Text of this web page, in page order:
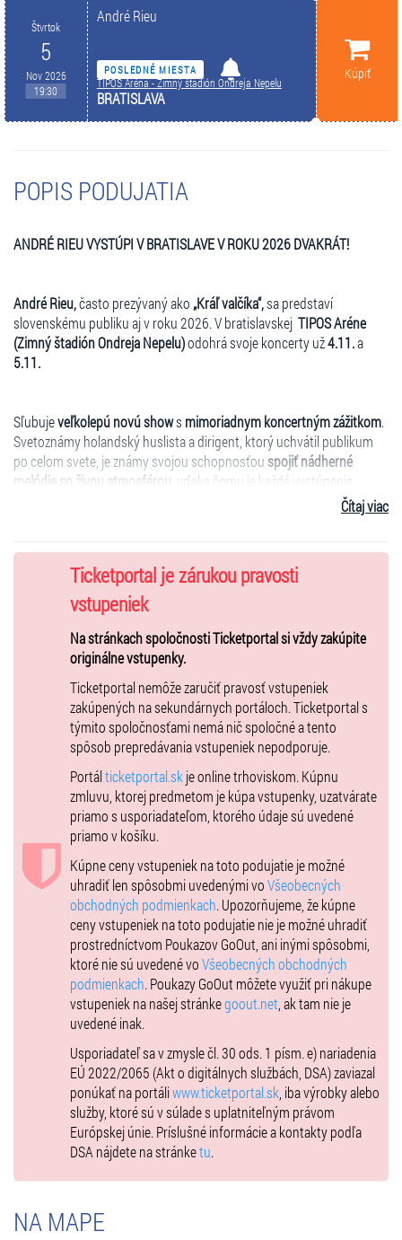
Štvrtok
5
Nov 2026
19:30
André Rieu
POSLEDNÉ MIESTA
TIPOS Aréna - Zimný štadión Ondreja Nepelu
BRATISLAVA
Kúpiť
POPIS PODUJATIA
ANDRÉ RIEU VYSTÚPI V BRATISLAVE V ROKU 2026 DVAKRÁT!
André Rieu,často prezývaný ako „Kráľ valčíka“,sa predstaví
slovenskému publiku aj v roku 2026. V bratislavskej TIPOS Aréne
(Zimný štadión Ondreja Nepelu)odohrá svoje koncertyuž4.11.a
5.11.
Sľubujeveľkolepú novú shows mimoriadnym koncertným zážitkom.
Svetoznámy holandský huslista a dirigent, ktorý uchvátil publikum
po celom svete, je známy svojou schopnosťou spojiť nádherné
melódie so živou atmosférou , vďaka čomu je každé vystúpenie
Sprevádzať ho bude jeho milovaný
a mnohímedzinárodní sólisti, preto si nenechajte ujsť toto
nezabudnuteľné predstavenie, známe pre svoj
kostýmy, ohromujúce scénické návrhy
oslovujúce divákov všetkých vekových kategórií.
Vstupenky preimobilných návštevníkova ichdoprovodje možné
zakúpiť cez e-mailovú adresuhelp@ticketportal.sk. Držiteľ
vstupenkyimobilnýadoprovod imobilnéhosa musí pred vstupom
na podujatie preukázaťplatným preukazom ZŤP.
VIP lounge (C29)
Balíček obsahuje:
VIP miesta na sedenie v sektore C29
Ľahké občerstvenie
Nealkoholické nápoje, pivo a víno
Čítaj viac
Ticketportal je zárukou pravosti
vstupeniek
Na stránkach spoločnosti Ticketportal si vždy zakúpite
originálne vstupenky.
Ticketportal nemôže zaručiť pravosť vstupeniek
zakúpených na sekundárnych portáloch. Ticketportal s
týmito spoločnosťami nemá nič spoločné a tento
spôsob prepredávania vstupeniek nepodporuje.
Portálticketportal.sk je online trhoviskom. Kúpnu
zmluvu, ktorej predmetom je kúpa vstupenky, uzatvárate
priamo s usporiadateľom, ktorého údaje sú uvedené
priamo v košíku.
Kúpne ceny vstupeniek na toto podujatie je možné
uhradiť len spôsobmi uvedenými voVšeobecných
obchodných podmienkach. Upozorňujeme, že kúpne
ceny vstupeniek na toto podujatie nie je možné uhradiť
prostredníctvom Poukazov GoOut, ani inými spôsobmi,
ktoré nie sú uvedené voVšeobecných obchodných
podmienkach. Poukazy GoOut môžete využiť pri nákupe
vstupeniek na našej stránkegoout.net , ak tam nie je
uvedené inak.
Usporiadateľ sa v zmysle čl. 30 ods. 1 písm. e) nariadenia
EÚ 2022/2065 (Akt o digitálnych službách, DSA) zaviazal
ponúkať na portáliwww.ticketportal.sk , iba výrobky alebo
služby, ktoré sú v súlade s uplatniteľným právom
Európskej únie. Príslušné informácie a kontakty podľa
DSA nájdete na stránketu.
NA MAPE